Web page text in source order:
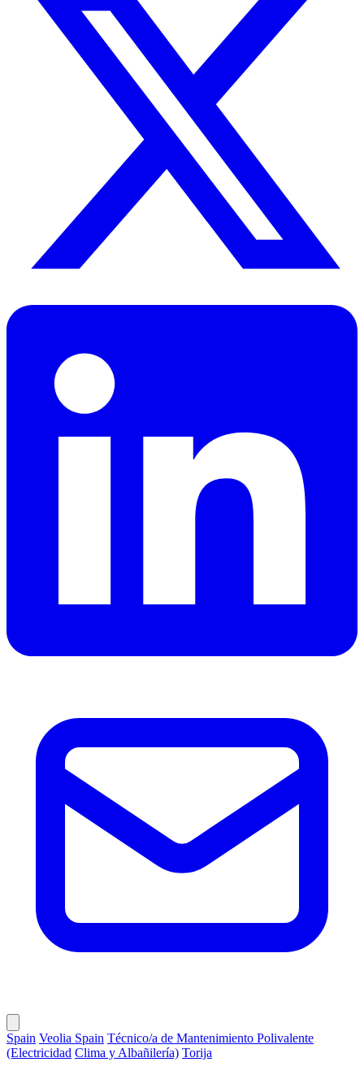
Spain Veolia Spain Técnico/a de Mantenimiento Polivalente
(Electricidad Clima y Albañilería) Torija